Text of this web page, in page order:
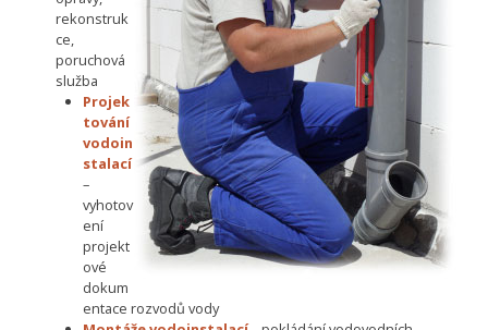
rekonstruk
ce,
poruchová
služba
Projek
tování
vodoin
stalací
–
vyhotov
ení
projekt
ové
dokum
entace rozvodů vody